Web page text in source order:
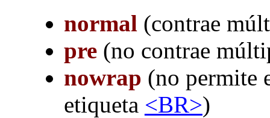
normal (contrae
pre(no contrae
nowrap (no permite
etiqueta <BR>)